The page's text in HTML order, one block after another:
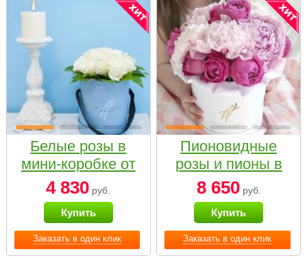
Заказать в один клик
Белые розы в
мини-коробке от
Bella Fiori
4 830 руб.
Купить
Заказать в один клик
Пионовидные
розы и пионы в
белой коробке
Small
8 650руб.
Купить